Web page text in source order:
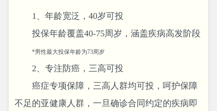
1、年龄宽泛，40岁可投
投保年龄覆盖40-75周岁，涵盖疾病高发阶段
*男性最大投保年龄为73周岁
2、专注防癌，三高可投
癌症专项保障，三高人群均可投，呵护保障
不足的亚健康人群，一旦确诊合同约定的疾病即